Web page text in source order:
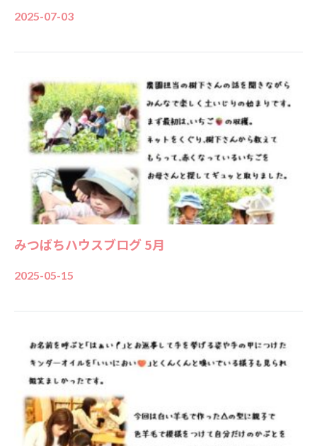
2025-07-03
みつばちハウスブログ 5月
2025-05-15